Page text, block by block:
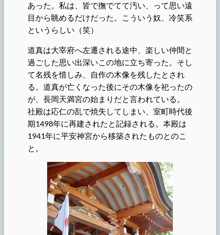
あった。私は、皆で撫でてて汚い、って思い遠
目から眺めるだけだった。こういう奴、冷笑系
というらしい（笑）
道真は大宰府へ左遷される途中、楽しい仲間と
過ごした思い出深いこの地に立ち寄った。そし
て名残を惜しみ、自作の木像を残したとされ
る。道真が亡くなった後にその木像を祀ったの
が、長岡天満宮の始まりだと言われている。
社殿は応仁の乱で焼失してしまい、室町時代後
期1498年に再建されたと記録される。本殿は
1941年に平安神宮から移築されたものとのこ
と。